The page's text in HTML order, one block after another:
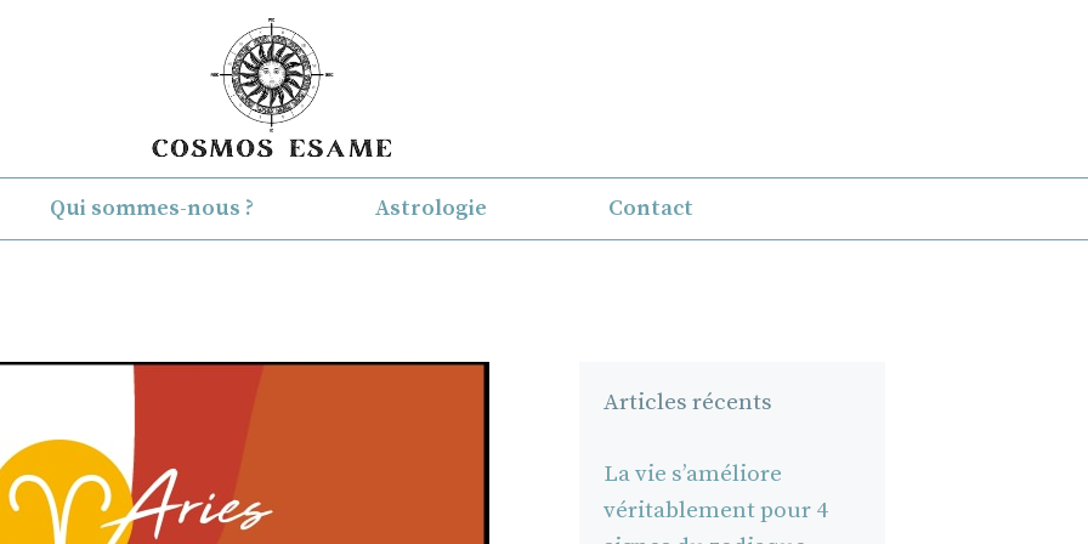
Qui sommes-nous ? Astrologie Contact
Articles récents
La vie s’améliore
véritablement pour 4